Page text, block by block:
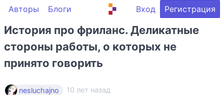
Авторы Блоги Вход Регистрация
История про фриланс. Деликатные
стороны работы, о которых не
принято говорить
nesluchajno 10 лет назад